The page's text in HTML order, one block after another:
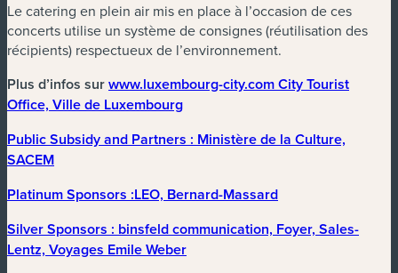
Le catering en plein air mis en place à l’occasion de ces
concerts utilise un système de consignes (réutilisation des
récipients) respectueux de l’environnement.
Plus d’infos surwww.luxembourg-city.com City Tourist
Office, Ville de Luxembourg
Public Subsidy and Partners : Ministère de la Culture,
SACEM
Platinum Sponsors :LEO, Bernard-Massard
Silver Sponsors : binsfeld communication, Foyer, Sales-
Lentz, Voyages Emile Weber